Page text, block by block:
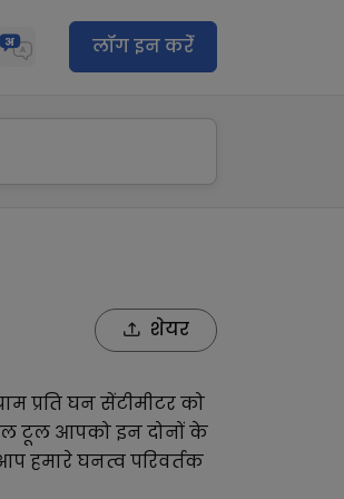
लॉग इन करेंं
शेयर
प्रति घन सेंटीमीटरको
टूल आपको इन दोनों के
हमारेघनत्व परिवर्तक